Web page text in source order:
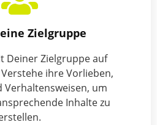
Zielgruppe
Deiner Zielgruppe auf
ihre Vorlieben,
Verhaltensweisen, um
Inhalte zu